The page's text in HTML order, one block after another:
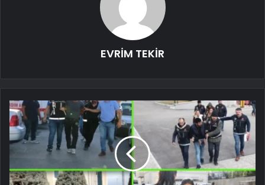
EVRİM TEKİR